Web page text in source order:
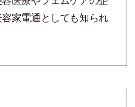
家電通としても知られ